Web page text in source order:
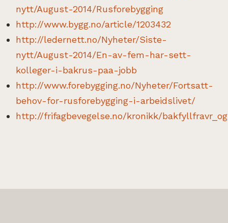
nytt/August-2014/Rusforebygging
http://www.bygg.no/article/1203432
http://ledernett.no/Nyheter/Siste-
nytt/August-2014/En-av-fem-har-sett-
kolleger-i-bakrus-paa-jobb
http://www.forebygging.no/Nyheter/Fortsatt-
behov-for-rusforebygging-i-arbeidslivet/
http://frifagbevegelse.no/kronikk/